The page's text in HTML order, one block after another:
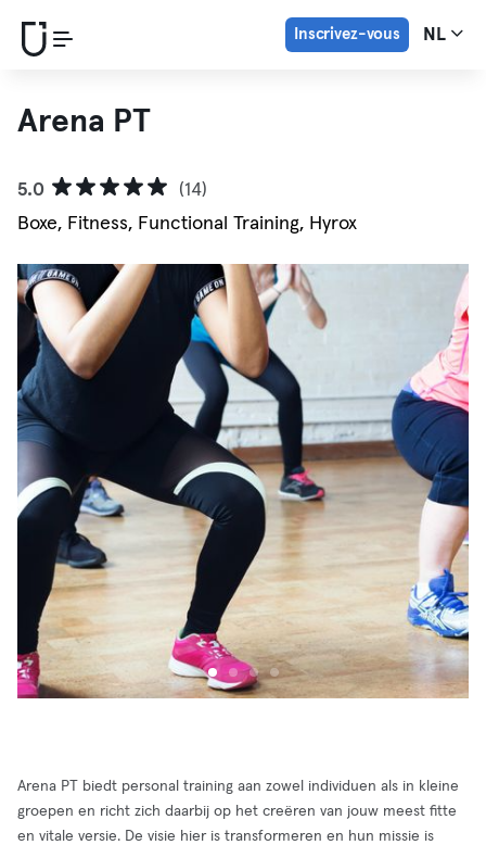
Inscrivez-vous NL
Arena PT
5.0
(14)
Boxe, Fitness, Functional Training, Hyrox
Arena PT biedt personal training aan zowel individuen als in kleine
groepen en richt zich daarbij op het creëren van jouw meest fitte
en vitale versie. De visie hier is transformeren en hun missie is